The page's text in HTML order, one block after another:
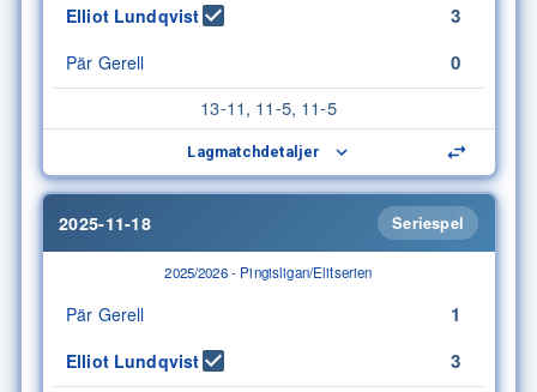
Elliot Lundqvist 3
Pär Gerell 0
13-11, 11-5, 11-5
Lagmatchdetaljer
2025-11-18 Seriespel
2025/2026 - Pingisligan/Elitserien
Pär Gerell 1
Elliot Lundqvist 3